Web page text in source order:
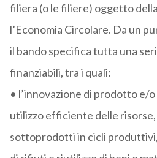
filiera (o le filiere) oggetto
l’Economia Circolare. Da un
il bando specifica tutta una
finanziabili, tra i quali:
• l’innovazione di prodotto e/
utilizzo efficiente delle
sottoprodotti in cicli